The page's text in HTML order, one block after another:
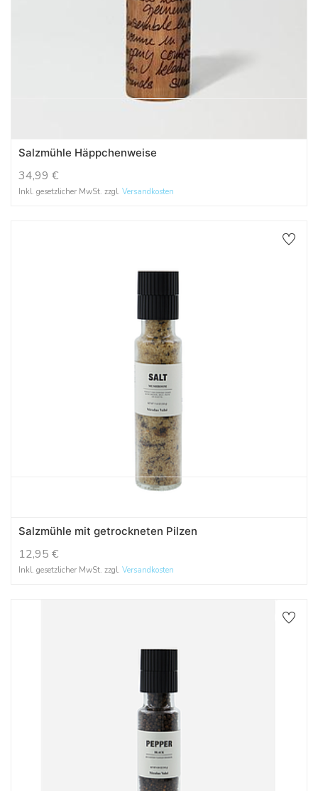
Salzmühle Häppchenweise
34,99 €
Inkl. gesetzlicher MwSt. zzgl. Versandkosten
Salzmühle mit getrockneten Pilzen
12,95 €
Inkl. gesetzlicher MwSt. zzgl. Versandkosten